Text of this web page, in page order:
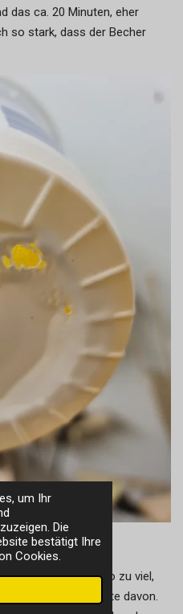
um Ihr
Die
bestätigt Ihre
Cookies.
das ca. 20 Minuten, eher
so stark, dass der Becher
sind sowieso zu viel,
nur etwa die Hälfte davon.